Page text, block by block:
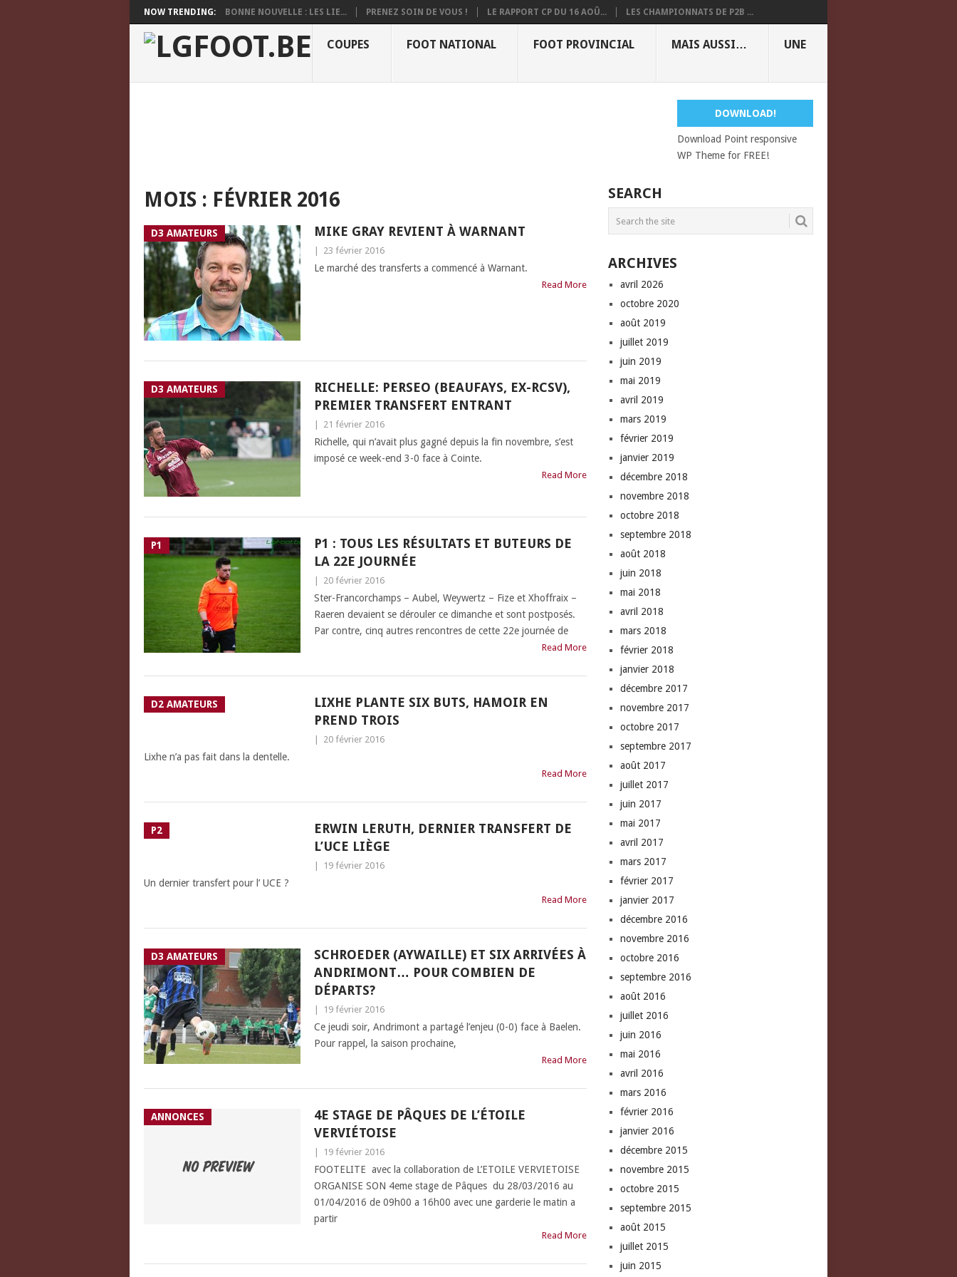
NOW TRENDING: BONNE NOUVELLE : LES LIE... PRENEZ SOIN DE VOUS ! LE RAPPORT CP DU 16 AOÛ... LES CHAMPIONNATS DE P2B ...
COUPES FOOT NATIONAL FOOT PROVINCIAL MAIS AUSSI… UNE
DOWNLOAD!
Download Point responsive
WP Theme for FREE!
MOIS : FÉVRIER 2016
D3 AMATEURS MIKE GRAY REVIENT À WARNANT
23 février 2016
Le marché des transferts a commencé à Warnant.
Read More
D3 AMATEURS
RICHELLE: PERSEO (BEAUFAYS, EX-RCSV),
PREMIER TRANSFERT ENTRANT
21 février 2016
Richelle, qui n’avait plus gagné depuis la fin novembre, s’est
imposé ce week-end 3-0 face à Cointe.
Read More
P1
P1 : TOUS LES RÉSULTATS ET BUTEURS DE
LA 22E JOURNÉE
20 février 2016
Ster-Francorchamps – Aubel, Weywertz – Fize et Xhoffraix –
Raeren devaient se dérouler ce dimanche et sont postposés.
Par contre, cinq autres rencontres de cette 22e journée de
Read More
D2 AMATEURS
LIXHE PLANTE SIX BUTS, HAMOIR EN
PREND TROIS
20 février 2016
Lixhe n’a pas fait dans la dentelle.
Read More
P2
ERWIN LERUTH, DERNIER TRANSFERT DE
L’UCE LIÈGE
19 février 2016
Un dernier transfert pour l’ UCE ?
Read More
D3 AMATEURS
SCHROEDER (AYWAILLE) ET SIX ARRIVÉES À
ANDRIMONT… POUR COMBIEN DE
DÉPARTS?
19 février 2016
Ce jeudi soir, Andrimont a partagé l’enjeu (0-0) face à Baelen.
Pour rappel, la saison prochaine,
Read More
ANNONCES
4E STAGE DE PÂQUES DE L’ÉTOILE
VERVIÉTOISE
19 février 2016
FOOTELITE avec la collaboration de L’ETOILE VERVIETOISE
ORGANISE SON 4eme stage de Pâques du 28/03/2016 au
01/04/2016 de 09h00 a 16h00 avec une garderie le matin a
partir
Read More
SEARCH
ARCHIVES
avril 2026
octobre 2020
août 2019
juillet 2019
juin 2019
mai 2019
avril 2019
mars 2019
février 2019
janvier 2019
décembre 2018
novembre 2018
octobre 2018
septembre 2018
août 2018
juin 2018
mai 2018
avril 2018
mars 2018
février 2018
janvier 2018
décembre 2017
novembre 2017
octobre 2017
septembre 2017
août 2017
juillet 2017
juin 2017
mai 2017
avril 2017
mars 2017
février 2017
janvier 2017
décembre 2016
novembre 2016
octobre 2016
septembre 2016
août 2016
juillet 2016
juin 2016
mai 2016
avril 2016
mars 2016
février 2016
janvier 2016
décembre 2015
novembre 2015
octobre 2015
septembre 2015
août 2015
juillet 2015
juin 2015